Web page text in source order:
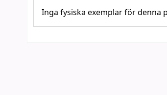
Inga fysiska exemplar för denna